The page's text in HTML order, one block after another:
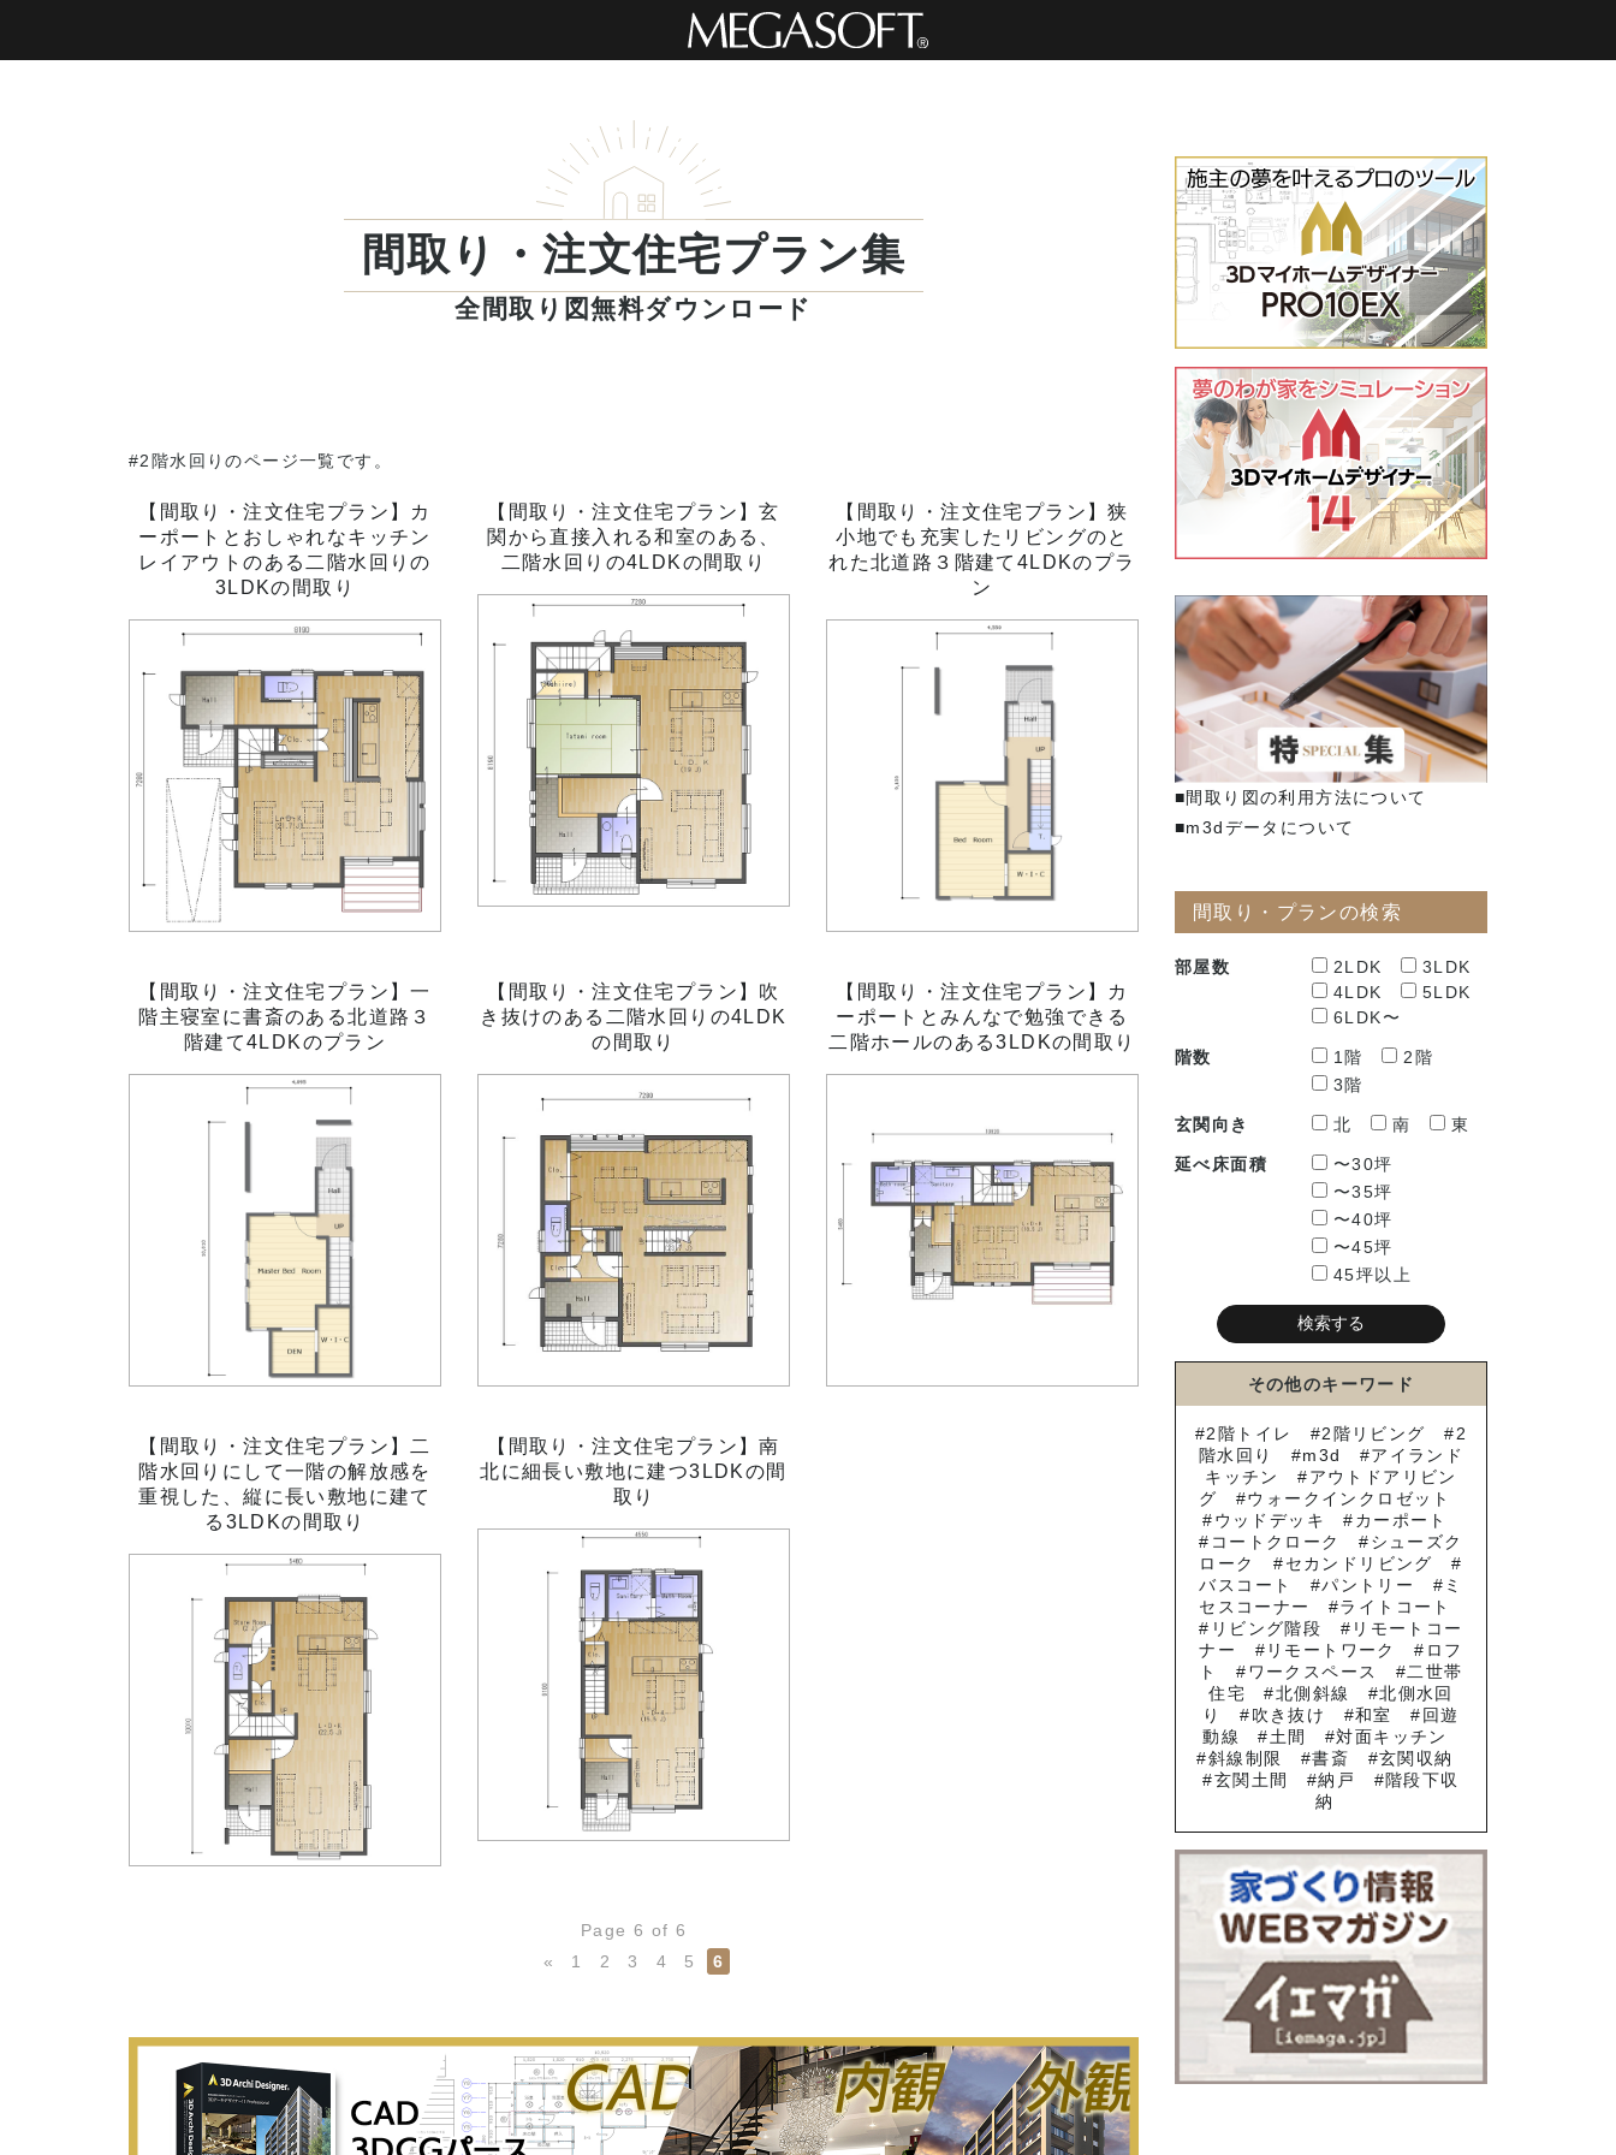
間取り・注文住宅プラン集
全間取り図無料ダウンロード
#2階水回りのページ一覧です。
【間取り・注文住宅プラン】カ
ーポートとおしゃれなキッチン
レイアウトのある二階水回りの
3LDKの間取り
【間取り・注文住宅プラン】玄
関から直接入れる和室のある、
二階水回りの4LDKの間取り
【間取り・注文住宅プラン】狭
小地でも充実したリビングのと
れた北道路３階建て4LDKのプラ
ン
【間取り・注文住宅プラン】一
階主寝室に書斎のある北道路３
階建て4LDKのプラン
【間取り・注文住宅プラン】吹
き抜けのある二階水回りの4LDK
の間取り
【間取り・注文住宅プラン】カ
ーポートとみんなで勉強できる
二階ホールのある3LDKの間取り
【間取り・注文住宅プラン】二
階水回りにして一階の解放感を
重視した、縦に長い敷地に建て
る3LDKの間取り
【間取り・注文住宅プラン】南
北に細長い敷地に建つ3LDKの間
取り
Page 6 of 6
«
1 2 3 4 5 6
■間取り図の利用方法について
■m3dデータについて
間取り・プランの検索
部屋数 2LDK
3LDK
4LDK
5LDK
6LDK〜
階数 1階
2階
3階
玄関向き 北 南 東
延べ床面積
〜30坪
〜35坪
〜40坪
〜45坪
45坪以上
その他のキーワード
2階トイレ 2階リビング
2
階水回り
m3d
アイランド
キッチン
アウトドアリビン
グ
ウォークインクロゼット
ウッドデッキ
カーポート
コートクローク
シューズク
ローク
セカンドリビング
バスコート
パントリー
ミ
セスコーナー
ライトコート
リビング階段
リモートコー
ナー
リモートワーク
ロフ
ト
ワークスペース
二世帯
住宅
北側斜線
北側水回
り
吹き抜け 和室
回遊
動線
土間
対面キッチン
斜線制限
書斎
玄関収納
玄関土間
納戸
階段下収
納